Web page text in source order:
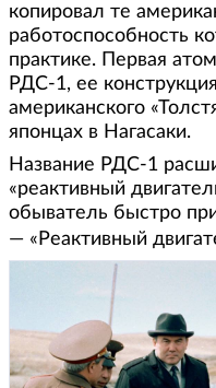
копировал те
работоспособность
практике. Первая
РДС-1, ее
американского
японцах в Нагасаки.
Название РДС-1
«реактивный
обыватель быстро
— «Реактивный